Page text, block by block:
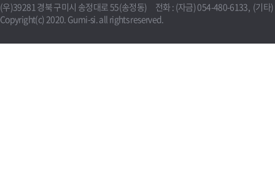
(우)39281 경북 구미시 송정대로 55(송정동) 전화 : (자금) 054-480-6133, (기타
Copyright(c) 2020. Gumi-si. all rights reserved.